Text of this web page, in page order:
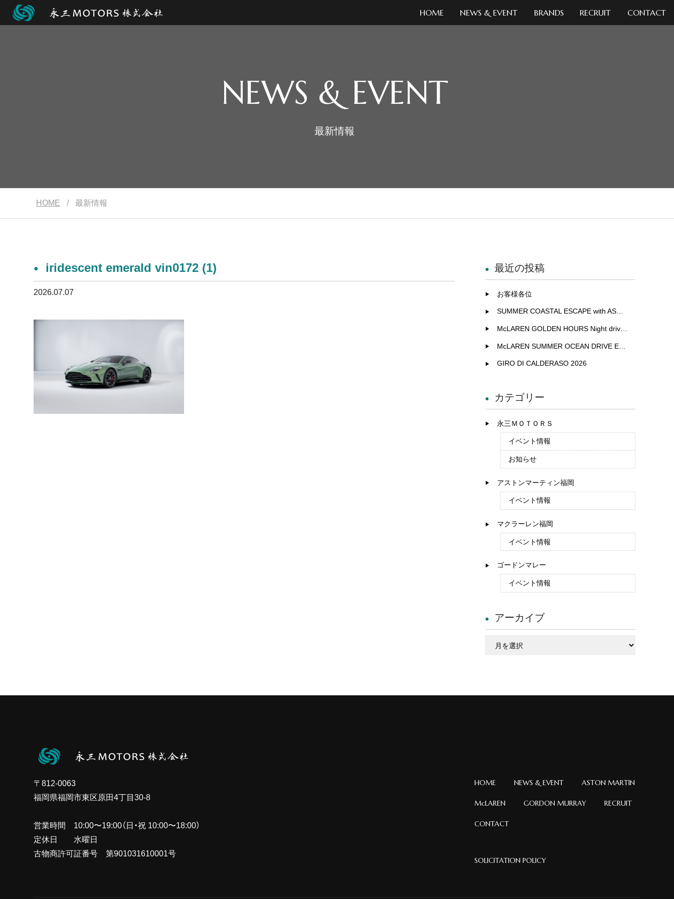
HOME NEWS & EVENT BRANDS RECRUIT CONTACT
NEWS & EVENT
最新情報
HOME / 最新情報
iridescent emerald vin0172 (1)
2026.07.07
最近の投稿
お客様各位
SUMMER COASTAL ESCAPE with ASTON MARTIN
McLAREN GOLDEN HOURS Night drive experience in Fukuoka
McLAREN SUMMER OCEAN DRIVE EXCLUSIVE EXPERIENCE IN KITAKYUSHU
GIRO DI CALDERASO 2026
カテゴリー
永三ＭＯＴＯＲＳ
イベント情報
お知らせ
アストンマーティン福岡
イベント情報
マクラーレン福岡
イベント情報
ゴードンマレー
イベント情報
アーカイブ
ブ
〒812-0063
福岡県福岡市東区原田4丁目30-8
営業時間 10:00〜19:00（日・祝 10:00〜18:00）
定休日 水曜日
古物商許可証番号 第901031610001号
HOME NEWS & EVENT ASTON MARTIN
McLAREN GORDON MURRAY RECRUIT
CONTACT
SOLICITATION POLICY